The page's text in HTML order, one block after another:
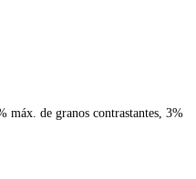
máx. de granos contrastantes, 3%